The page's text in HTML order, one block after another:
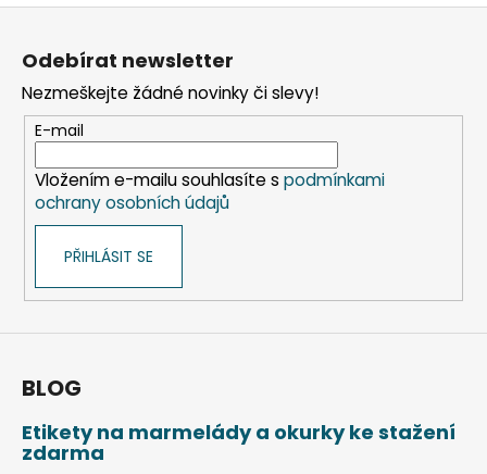
Z
Odebírat newsletter
Nezmeškejte žádné novinky či slevy!
E-mail
Vložením e-mailu souhlasíte s podmínkami
ochrany osobních údajů
PŘIHLÁSIT SE
BLOG
Etikety na marmelády a okurky ke stažení
zdarma